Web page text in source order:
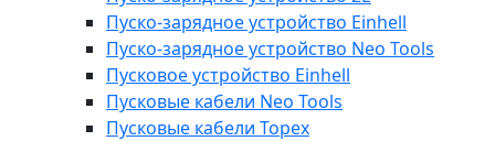
Пуско-зарядное устройство Einhell
Пуско-зарядное устройство Neo Tools
Пусковое устройство Einhell
Пусковые кабели Neo Tools
Пусковые кабели Topex